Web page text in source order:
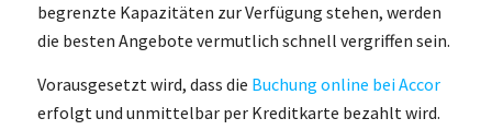
begrenzte Kapazitäten zur Verfügung stehen, werden
die besten Angebote vermutlich schnell vergriffen sein.
Vorausgesetzt wird, dass die Buchung online bei Accor
erfolgt und unmittelbar per Kreditkarte bezahlt wird.